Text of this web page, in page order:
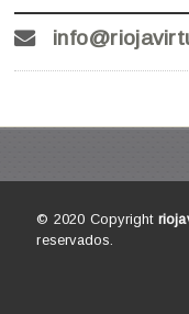
© 2020 Copyright
reservados.